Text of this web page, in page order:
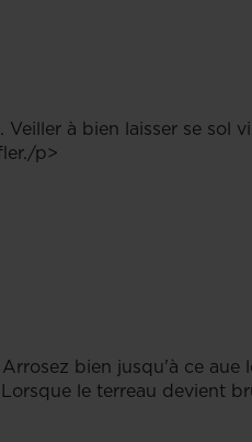
à bien laisser se sol
p>
bien jusqu'à ce
le terreau devient